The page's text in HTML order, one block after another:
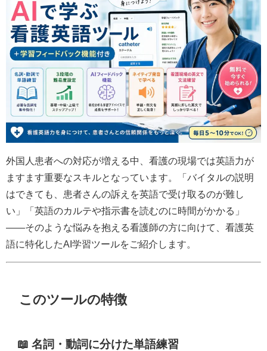
外国人患者への対応が増える中、看護の現場では英語力が
ますます重要なスキルとなっています。「バイタルの説明
はできても、患者さんの訴えを英語で受け取るのが難し
い」「英語のカルテや指示書を読むのに時間がかかる」
——そのような悩みを抱える看護師の方に向けて、看護英
語に特化したAI学習ツールをご紹介します。
このツールの特徴
📖 名詞・動詞に分けた単語練習